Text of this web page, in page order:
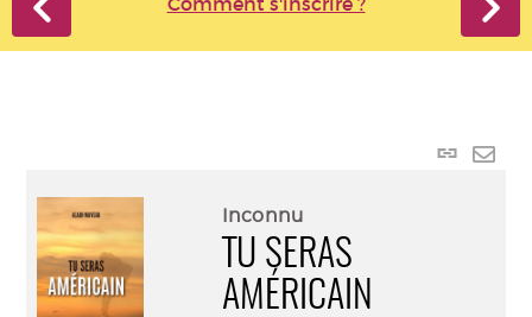
Lien
Inconnu
TU SERAS
AMÉRICAIN